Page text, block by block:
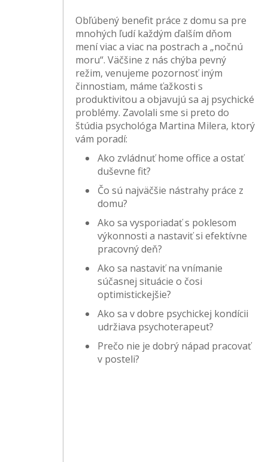
Obľúbený benefit práce z domu sa pre
mnohých ľudí každým ďalším dňom
mení viac a viac na postrach a „nočnú
moru“. Väčšine z nás chýba pevný
režim, venujeme pozornosť iným
činnostiam, máme ťažkosti s
produktivitou a objavujú sa aj psychické
problémy. Zavolali sme si preto do
štúdia psychológa Martina Milera, ktorý
vám poradí:
Ako zvládnuť home office a ostať
duševne fit?
Čo sú najväčšie nástrahy práce z
domu?
Ako sa vysporiadať s poklesom
výkonnosti a nastaviť si efektívne
pracovný deň?
Ako sa nastaviť na vnímanie
súčasnej situácie o čosi
optimistickejšie?
Ako sa v dobre psychickej kondícii
udržiava psychoterapeut?
Prečo nie je dobrý nápad pracovať
v posteli?